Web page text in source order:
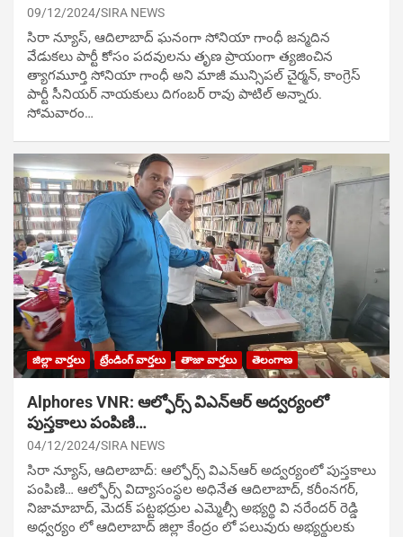
09/12/2024 SIRA NEWS
సిరా న్యూస్, ఆదిలాబాద్ ఘ‌నంగా సోనియా గాంధీ జ‌న్మ‌దిన
వేడుక‌లు పార్టీ కోసం ప‌ద‌వుల‌ను తృణ ప్రాయంగా త్య‌జించిన
త్యాగమూర్తి సోనియా గాంధీ అని మాజీ మున్సిప‌ల్ చైర్మ‌న్, కాంగ్రెస్
పార్టీ సీనియ‌ర్ నాయ‌కులు దిగంబ‌ర్ రావు పాటిల్ అన్నారు.
సోమవారం…
జిల్లా వార్తలు ట్రేండింగ్ వార్తలు తాజా వార్తలు తెలంగాణ
Alphores VNR: ఆల్ఫోర్స్ విఎన్ఆర్ అద్వర్యంలో
పుస్తకాలు పంపిణి…
04/12/2024 SIRA NEWS
సిరా న్యూస్, ఆదిలాబాద్: ఆల్ఫోర్స్ విఎన్ఆర్ అద్వర్యంలో పుస్తకాలు
పంపిణి… ఆల్ఫోర్స్ విద్యాసంస్థల అధినేత ఆదిలాబాద్, కరీంనగర్,
నిజామాబాద్, మెదక్ పట్టభద్రుల ఎమ్మెల్సీ అభ్యర్థి వి నరేందర్ రెడ్డి
అధ్వర్యం లో ఆదిలాబాద్ జిల్లా కేంద్రం లో పలువురు అభ్యర్థులకు